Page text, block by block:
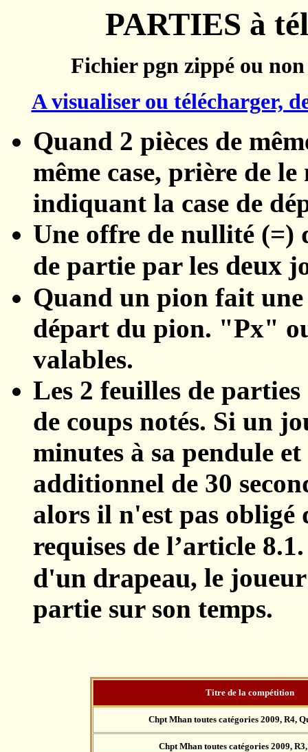
PARTIES à
Fichier pgn zippé ou
A visualiser ou télécharger,
Quand 2 pièces de
même case, prière de
indiquant la case de
Une offre de nullité (=)
de partie par les deux
Quand un pion fait
départ du pion. "Px"
valables.
Les 2 feuilles de
de coups notés. Si un
minutes à sa pendule
additionnel de 30
alors il n'est pas obligé
requises de l’article
d'un drapeau, le
partie sur son temps.
Titre de la compétition
Chpt Mhan toutes catégories 2009, R4,
Chpt Mhan toutes catégories 2009,